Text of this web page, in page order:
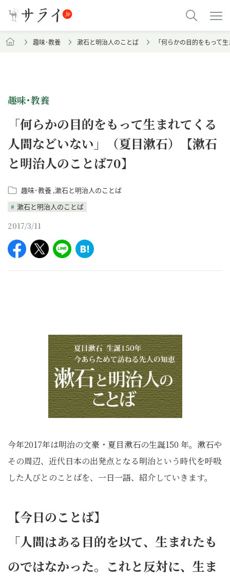
趣味･教養 漱石と明治人のことば 「何らかの目的をもって
趣味･教養
「何らかの目的をもって生まれてくる
人間などいない」（夏目漱石）【漱石
と明治人のことば70】
趣味･教養 漱石と明治人のことば
漱石と明治人のことば
2017/3/11
今年2017年は明治の文豪・夏目漱石の生誕150 年。漱石や
その周辺、近代日本の出発点となる明治という時代を呼吸
した人びとのことばを、一日一語、紹介していきます。
【今日のことば】
「人間はある目的を以て、生まれたも
のではなかった。これと反対に、生ま